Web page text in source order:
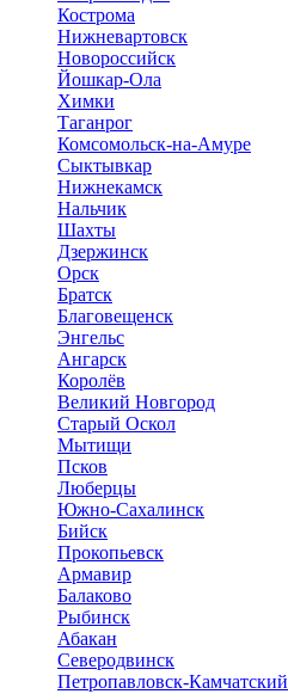
Кострома
Нижневартовск
Новороссийск
Йошкар-Ола
Химки
Таганрог
Комсомольск-на-Амуре
Сыктывкар
Нижнекамск
Нальчик
Шахты
Дзержинск
Орск
Братск
Благовещенск
Энгельс
Ангарск
Королёв
Великий Новгород
Старый Оскол
Мытищи
Псков
Люберцы
Южно-Сахалинск
Бийск
Прокопьевск
Армавир
Балаково
Рыбинск
Абакан
Северодвинск
Петропавловск-Камчатский